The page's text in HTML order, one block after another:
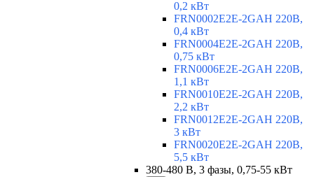
0,2 кВт
FRN0002E2E-2GAH 220В,
0,4 кВт
FRN0004E2E-2GAH 220В,
0,75 кВт
FRN0006E2E-2GAH 220В,
1,1 кВт
FRN0010E2E-2GAH 220В,
2,2 кВт
FRN0012E2E-2GAH 220В,
3 кВт
FRN0020E2E-2GAH 220В,
5,5 кВт
380-480 В, 3 фазы, 0,75-55 кВт